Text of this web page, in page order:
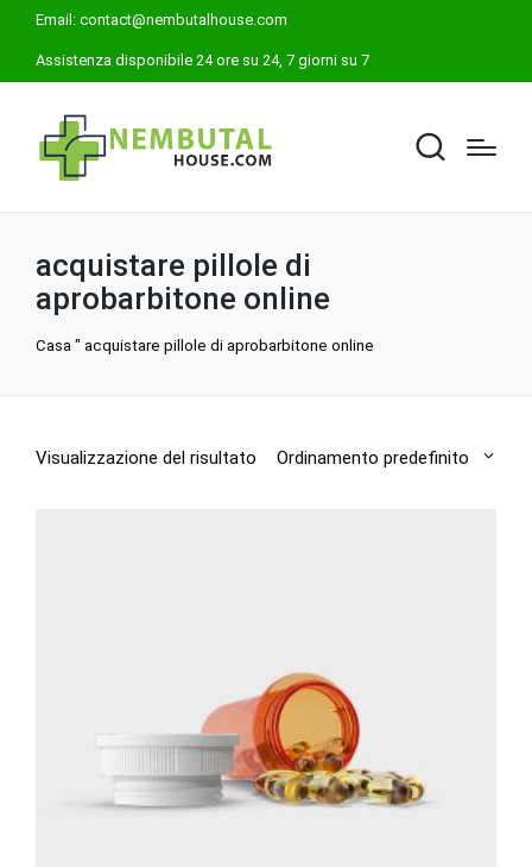
Email: contact@nembutalhouse.com
Assistenza disponibile 24 ore su 24, 7 giorni su 7
acquistare pillole di
aprobarbitone online
Casa " acquistare pillole di aprobarbitone online
Visualizzazione del risultato Ordinamento predefinito